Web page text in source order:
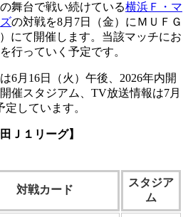
舞台で戦い続けている横浜Ｆ・マ
の対戦を8月7日（金）にＭＵＦＧ
にて開催します。当該マッチにお
行っていく予定です。
6月16日（火）午後、2026年内開
催スタジアム、TV放送情報は7月
しています。
Ｊ１リーグ】
対戦カード
スタジア
ム